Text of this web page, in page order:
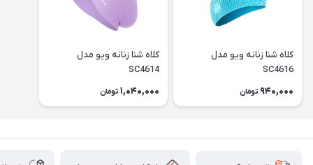
کلاه شنا زنانه ویو مدل
SC4616
940,000 تومان
کلاه شنا زنانه ویو مدل
SC4614
1,040,000 تومان